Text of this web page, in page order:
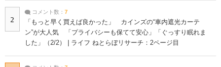
2
コメント数： 7
「もっと早く買えば良かった」 カインズの“車内遮光カーテ
ン”が大人気 「プライバシーも保てて安心」「ぐっすり眠れま
した」（2/2） | ライフ ねとらぼリサーチ：2ページ目